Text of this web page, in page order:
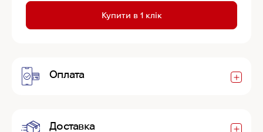
Купити в 1 клік
Оплата
Доставка